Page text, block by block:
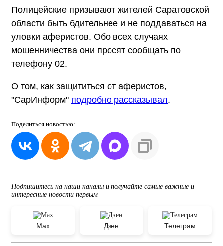
Полицейские призывают жителей Саратовской
области быть бдительнее и не поддаваться на
уловки аферистов. Обо всех случаях
мошенничества они просят сообщать по
телефону 02.
О том, как защититься от аферистов,
"СарИнформ" подробно рассказывал.
Поделиться новостью:
Подпишитесь на наши каналы и получайте самые важные и
интересные новости первым
Max Дзен Телеграм